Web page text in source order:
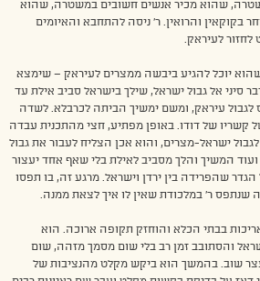
שהוא מכיר אנשים חשובים במשטרה, שהוא
בקוקאין והרואין. ר’ ניסה להתחבא והאיומים
לחזור לעיראק.
חשב שהוא יוכל להגיע ביבשה ממצרים לעיראק – שימצא
סיני אל גבול ישראל, שילך בישראל סביב אילת עד
לגבול עיראק, ומשם ימשיך הביתה לכרבלא. לשדה
של דודו. באופן מפתיע, חצי מהתכנית עבדה
לגבול ישראל-מצרים, והוא אכן הצליח לעבור את גבול
ועוד המשיך והלך מסביב לאילת בלי שאף אחד יעצור
שהפרידה בין ירדן וישראל. מרגע זה, בו תפסו
שנתפס ר’ במלכודת שאין לו איך לצאת ממנה.
בבתי הכלא והוחזק תקופה ארוכה. הוא
והסתובב זמן רב בלי שום מסמך מזהה, שום
שוב. בהמשך הוא ביקש מקלט מהנציבות של